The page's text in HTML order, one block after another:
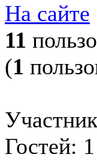
На сайте
11
(1
Гостей: 1